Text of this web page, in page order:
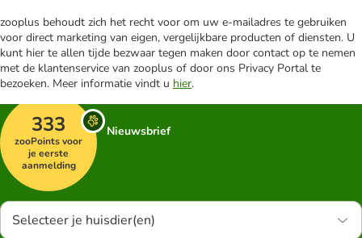
zooplus behoudt zich het recht voor om uw e-mailadres te gebruiken
voor direct marketing van eigen, vergelijkbare producten of diensten. U
kunt hier te allen tijde bezwaar tegen maken door contact op te nemen
met de klantenservice van zooplus of door ons Privacy Portal te
bezoeken. Meer informatie vindt u hier.
333
zooPoints voor
je eerste
aanmelding
Nieuwsbrief
Selecteer je huisdier(en)